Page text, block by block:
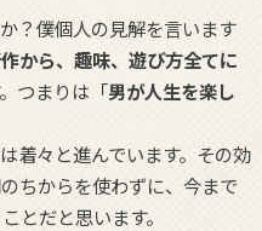
？僕個人の見解を言います
から、趣味、遊び方全てに
つまりは「男が人生を楽し
着々と進んでいます。その効
ちからを使わずに、今まで
とだと思います。